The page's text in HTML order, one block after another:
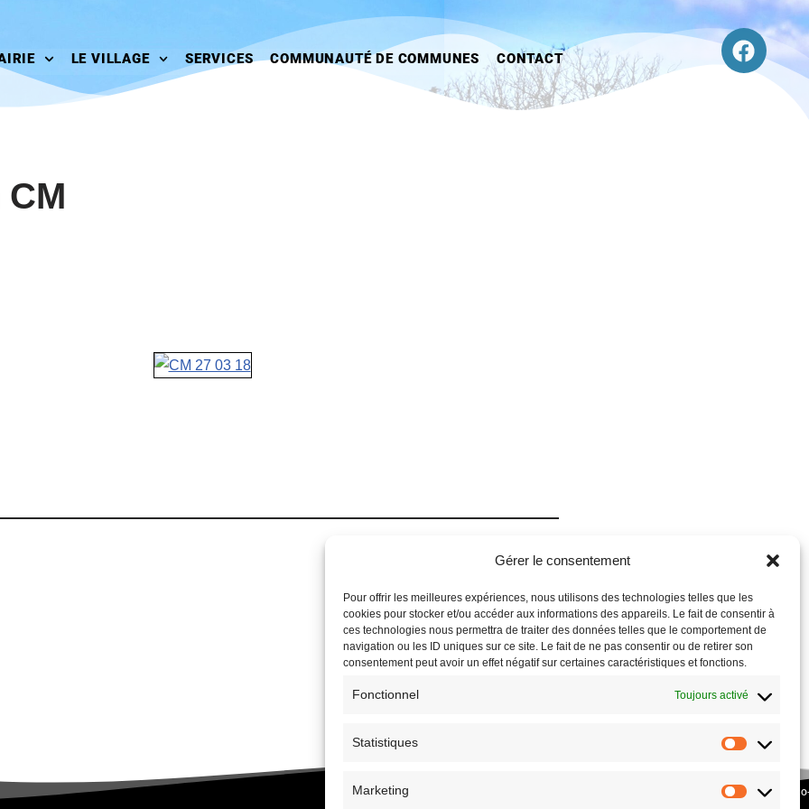
Gérer le consentement
Pour offrir les meilleures expériences, nous utilisons des technologies telles que les
cookies pour stocker et/ou accéder aux informations des appareils. Le fait de consentir à
ces technologies nous permettra de traiter des données telles que le comportement de
navigation ou les ID uniques sur ce site. Le fait de ne pas consentir ou de retirer son
consentement peut avoir un effet négatif sur certaines caractéristiques et fonctions.
Fonctionnel Toujours activé
Statistiques
Marketing
LE VILLAGE SERVICES COMMUNAUTÉ DE COMMUNES CONTACT
ASSOCIATION CULTURE